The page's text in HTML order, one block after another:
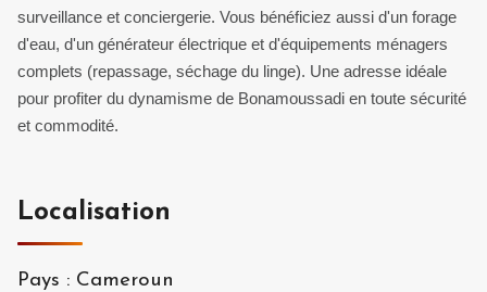
surveillance et conciergerie. Vous bénéficiez aussi d'un forage
d'eau, d'un générateur électrique et d'équipements ménagers
complets (repassage, séchage du linge). Une adresse idéale
pour profiter du dynamisme de Bonamoussadi en toute sécurité
et commodité.
Localisation
Pays : Cameroun